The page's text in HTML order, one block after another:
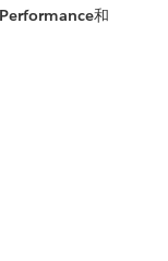
Performance和
大事件。减少实施
服务级别，无需大量
们可以手动暂停和
(SLA) 的重大事